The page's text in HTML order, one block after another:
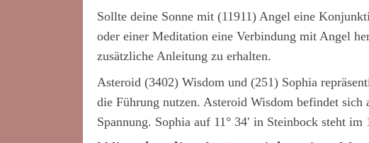
Sollte deine Sonne mit (11911) Angel eine
oder einer Meditation eine Verbindung mit Angel
zusätzliche Anleitung zu erhalten.
Asteroid (3402) Wisdom und (251) Sophia
die Führung nutzen. Asteroid Wisdom befindet sich
Spannung. Sophia auf 11° 34′ in Steinbock steht